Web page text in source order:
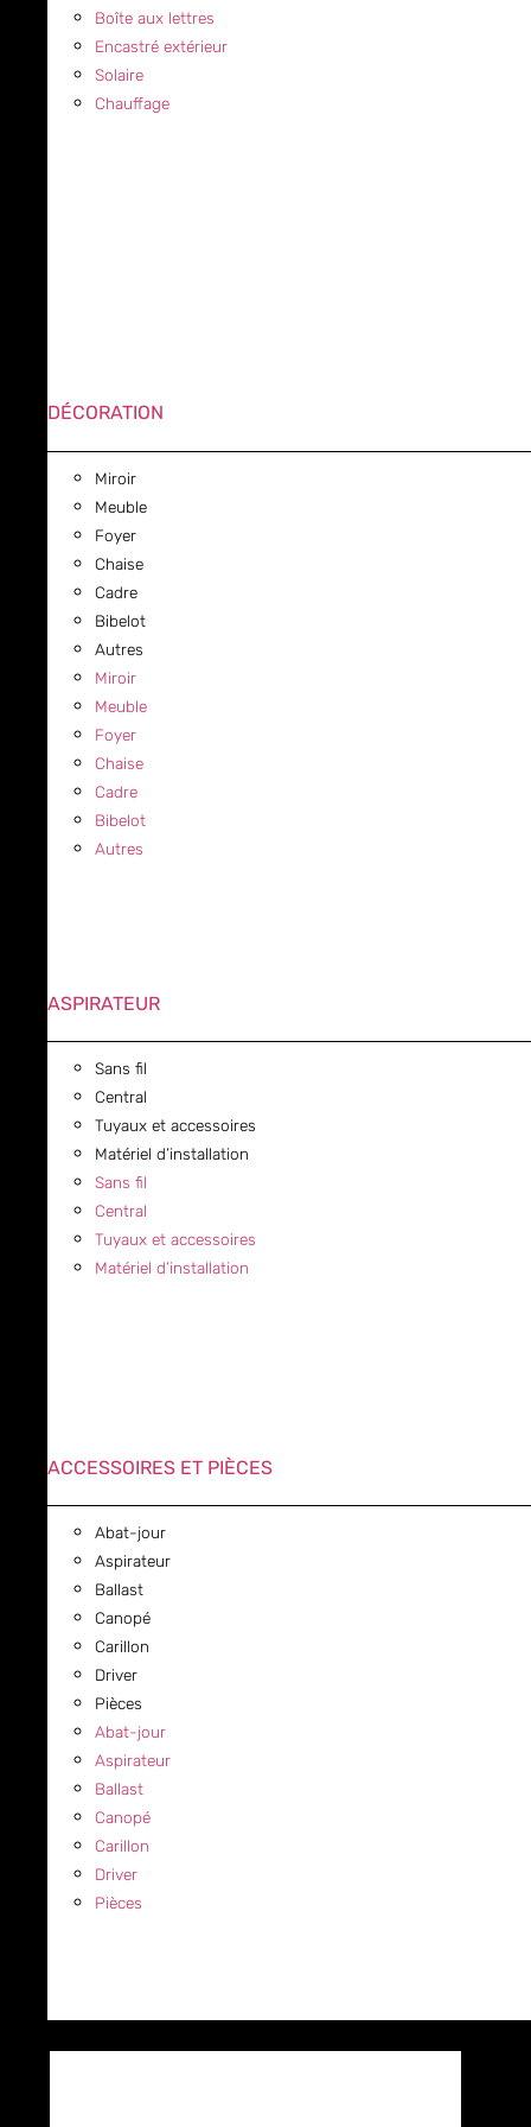
Boîte aux lettres
Encastré extérieur
Solaire
Chauffage
DÉCORATION
Miroir
Meuble
Foyer
Chaise
Cadre
Bibelot
Autres
Miroir
Meuble
Foyer
Chaise
Cadre
Bibelot
Autres
ASPIRATEUR
Sans fil
Central
Tuyaux et accessoires
Matériel d’installation
Sans fil
Central
Tuyaux et accessoires
Matériel d’installation
ACCESSOIRES ET PIÈCES
Abat-jour
Aspirateur
Ballast
Canopé
Carillon
Driver
Pièces
Abat-jour
Aspirateur
Ballast
Canopé
Carillon
Driver
Pièces